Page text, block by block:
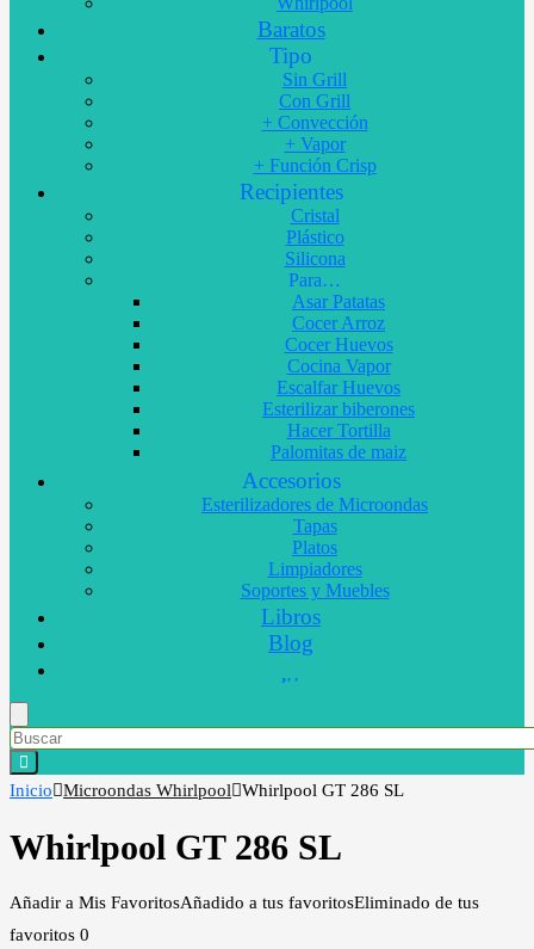
Baratos
Tipo
Sin Grill
Con Grill
+ Convección
+ Vapor
+ Función Crisp
Recipientes
Cristal
Plástico
Silicona
Para…
Asar Patatas
Cocer Arroz
Cocer Huevos
Cocina Vapor
Escalfar Huevos
Esterilizar biberones
Hacer Tortilla
Palomitas de maiz
Accesorios
Esterilizadores de Microondas
Tapas
Platos
Limpiadores
Soportes y Muebles
Libros
Blog
Inicio Microondas Whirlpool Whirlpool GT 286 SL
Whirlpool GT 286 SL
Añadir a Mis FavoritosAñadido a tus favoritosEliminado de tus
favoritos 0